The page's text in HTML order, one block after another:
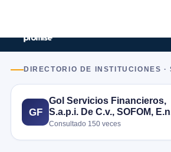
DIRECTORIO DE INSTITUCIONES ·
GF
Gol Servicios Financieros,
S.a.p.i. De C.v., SOFOM,
Consultado 150 veces